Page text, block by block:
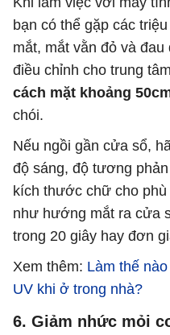
bạn có thể gặp các
mắt, mắt vằn đỏ và
điều chỉnh cho trung
cách mặt khoảng
chói.
Nếu ngồi gần cửa sổ,
độ sáng, độ tương
kích thước chữ cho
như hướng mắt ra cửa
trong 20 giây hay đơn
Xem thêm: Làm thế
UV khi ở trong nhà?
6. Giảm nhức mỏi